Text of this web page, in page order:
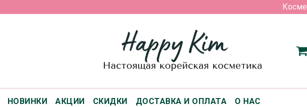
НОВИНКИ АКЦИИ СКИДКИ ДОСТАВКА И ОПЛАТА О НАС